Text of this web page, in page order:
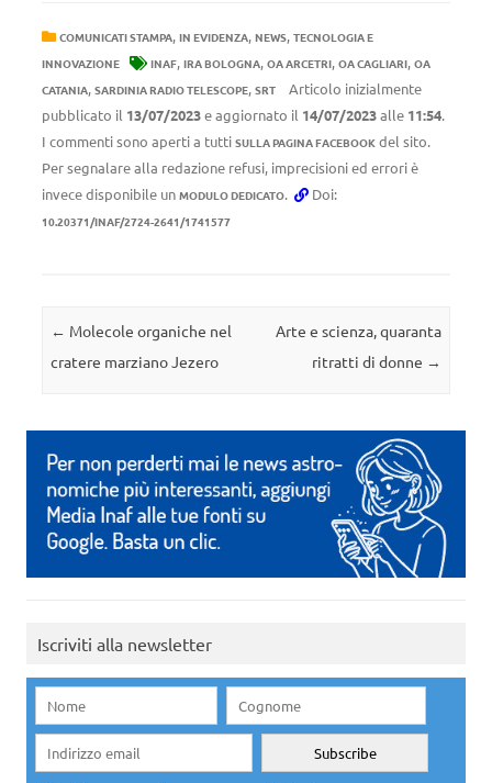
COMUNICATI STAMPA, IN EVIDENZA, NEWS, TECNOLOGIA E
INNOVAZIONE
INAF, IRA BOLOGNA, OA ARCETRI, OA CAGLIARI, OA
CATANIA, SARDINIA RADIO TELESCOPE, SRT
Articolo inizialmente
pubblicato il 13/07/2023e aggiornato il 14/07/2023alle 11:54.
I commenti sono aperti a tutti SULLA PAGINA FACEBOOK del sito.
Per segnalare alla redazione refusi, imprecisioni ed errori è
invece disponibile un MODULO DEDICATO. Doi:
10.20371/INAF/2724-2641/1741577
Navigazione articolo
← Molecole organiche nel
cratere marziano Jezero
Arte e scienza, quaranta
ritratti di donne →
Iscriviti alla newsletter